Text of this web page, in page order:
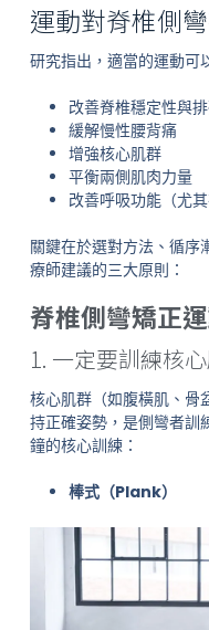
運動對脊椎側
研究指出，適當的運動可
改善脊椎穩定性與
緩解慢性腰背痛
增強核心肌群
平衡兩側肌肉力量
改善呼吸功能（尤
關鍵在於選對方法、循序
療師建議的三大原則：
脊椎側彎矯正
1. 一定要訓練核
核心肌群（如腹橫肌、骨
持正確姿勢，是側彎者訓
鐘的核心訓練：
棒式（Plank）